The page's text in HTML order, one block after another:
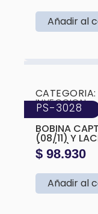
Añadir al
❮
PS-3028
INYECCION
MARCA:
BOBINA
(08/11) Y
(08/10) Y
(07/
(08/09).
$98.930
Añadir al